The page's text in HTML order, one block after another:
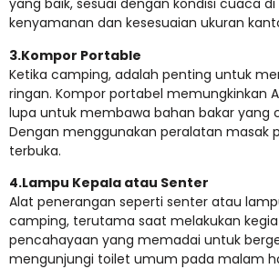
yang baik, sesuai dengan kondisi cuaca
kenyamanan dan kesesuaian ukuran
3.Kompor Portable
Ketika camping, adalah penting untuk
ringan. Kompor portabel memungkinkan
lupa untuk membawa bahan bakar yang
Dengan menggunakan peralatan masak
terbuka.
4.Lampu Kepala atau Senter
Alat penerangan seperti senter atau
camping, terutama saat melakukan
pencahayaan yang memadai untuk
mengunjungi toilet umum pada malam